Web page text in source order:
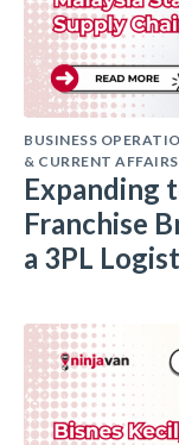
BUSINESS
& CURRENT AFFAIRS
Expanding
Franchise
a 3PL